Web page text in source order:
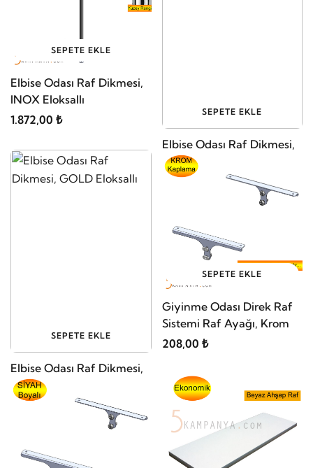
SEPETE EKLE
Elbise Odası Raf Dikmesi,
INOX Eloksallı
1.872,00 ₺
SEPETE EKLE
Elbise Odası Raf Dikmesi,
BRONZ Eloksallı
1.911,00 ₺
SEPETE EKLE
Elbise Odası Raf Dikmesi,
GOLD Eloksallı
1.950,00 ₺
SEPETE EKLE
Giyinme Odası Direk Raf
Sistemi Raf Ayağı, Krom
208,00 ₺